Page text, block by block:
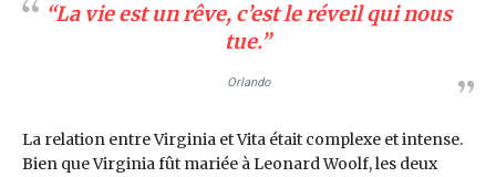
“La vie est un rêve, c’est le réveil qui nous
tue.”
Orlando
La relation entre Virginia et Vita était complexe et intense.
Bien que Virginia fût mariée à Leonard Woolf, les deux